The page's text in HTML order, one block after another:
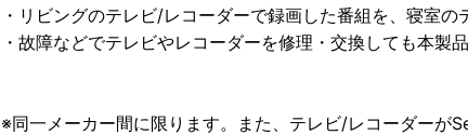
・リビングのテレビ/レコーダーで録画した番組を、寝室の
・故障などでテレビやレコーダーを修理・交換しても本製
※同一メーカー間に限ります。また、テレビ/レコーダーが